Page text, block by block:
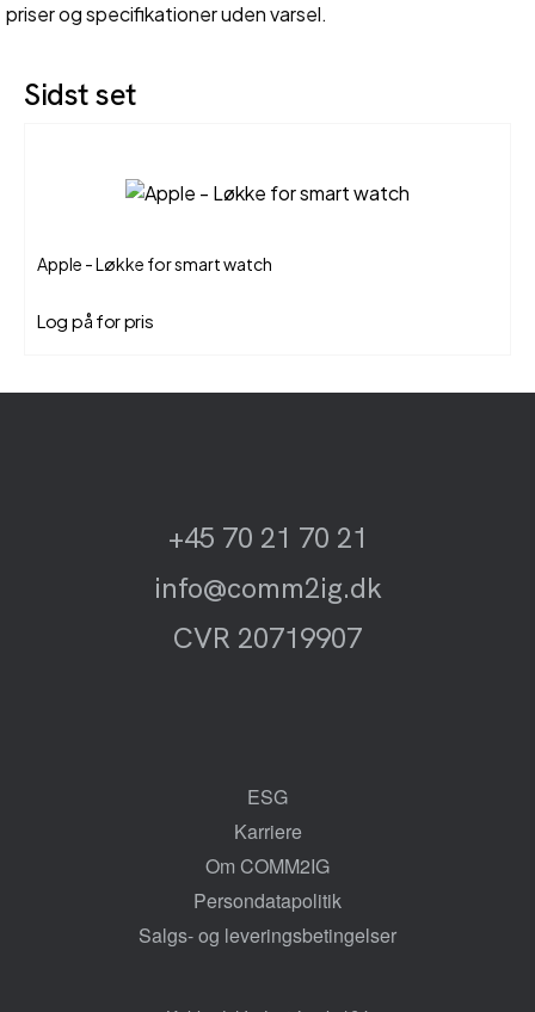
priser og specifikationer uden varsel.
Sidst set
Apple - Løkke for smart watch
Log på for pris
+45 70 21 70 21
info@comm2ig.dk
CVR 20719907
ESG
Karriere
Om COMM2IG
Persondatapolitik
Salgs- og leveringsbetingelser